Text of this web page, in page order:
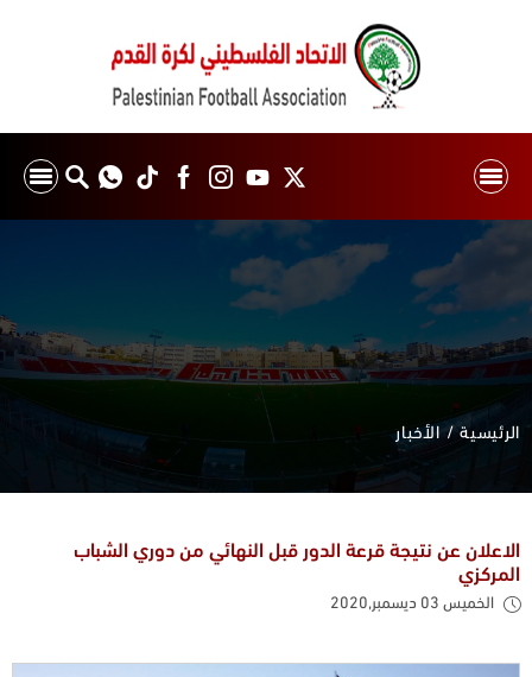
الرئيسية الأخبار
الاعلان عن نتيجة قرعة الدور قبل النهائي من دوري الشباب
المركزي
الخميس 03 ديسمبر,2020